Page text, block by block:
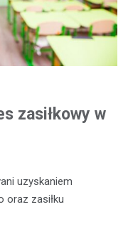
zasiłkowy w
uzyskaniem
oraz zasiłku